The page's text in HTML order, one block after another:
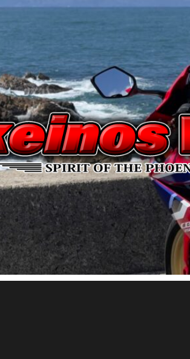
Nakeinos
world
|
ナ
ス
ワ